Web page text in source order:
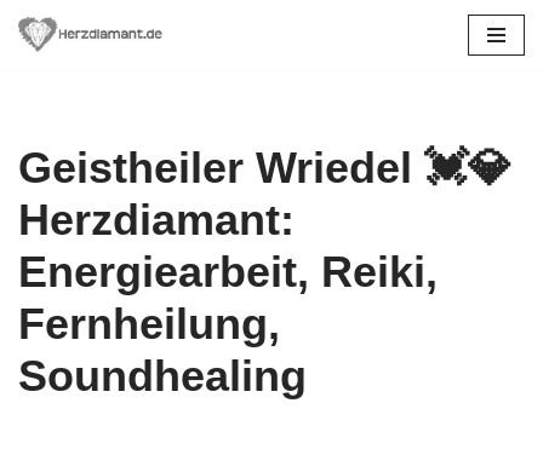
Geistheiler Wriedel 💓️💎
Herzdiamant:
Energiearbeit, Reiki,
Fernheilung,
Soundhealing